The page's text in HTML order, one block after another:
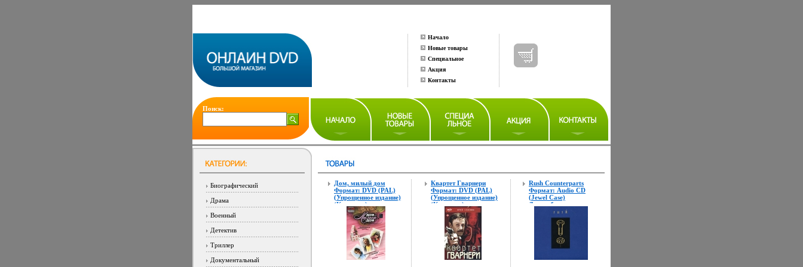
Начало
Новые товары
Специальное
Акция
Контакты
Поиск:
Биографический
Драма
Военный
Детектив
Триллер
Документальный
Дом, милый дом
Формат: DVD (PAL)
(Упрощенное издание)
(Keep case)
Дистрибьютор: Русское
счастье Энтертеймент
Региональный код: 5
Количество слоев:
DVD-5 (1 слой)
Звуковые дорожки:
Русский Dolby Digital 5
1 инфо 10097f.
Квартет Гварнери
Формат: DVD (PAL)
(Упрощенное издание)
(Keep case)
Дистрибьютор:
Мьюзик-трейд
Региональный код: 5
Количество слоев:
DVD-9 (2 слоя)
Звуковые дорожки:
Русский Dolby Digital 5
1 инфо 10099f.
Rush Counterparts
Формат: Audio CD
(Jewel Case)
Дистрибьюторы:
Warner Music, Atlantic,
Торговая Фирма
"Никитин" Германия
Лицензионные товары
Характеристики
аудионосителей 1993 г
издание инфо 10101f.